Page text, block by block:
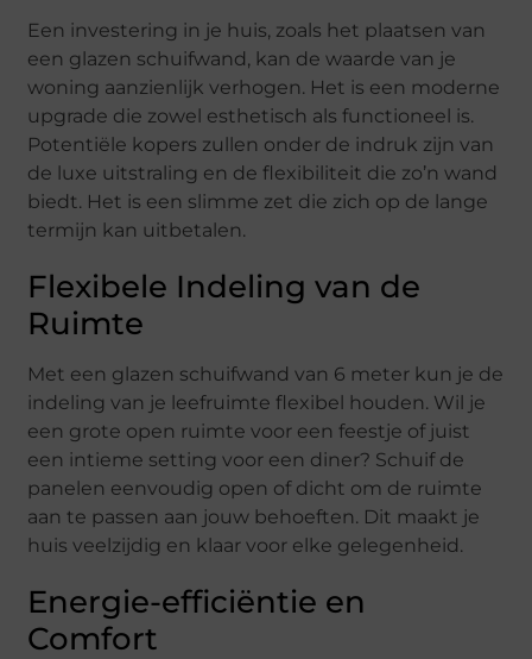
Een investering in je huis, zoals het plaatsen van
een glazen schuifwand, kan de waarde van je
woning aanzienlijk verhogen. Het is een moderne
upgrade die zowel esthetisch als functioneel is.
Potentiële kopers zullen onder de indruk zijn van
de luxe uitstraling en de flexibiliteit die zo’n wand
biedt. Het is een slimme zet die zich op de lange
termijn kan uitbetalen.
Flexibele Indeling van de
Ruimte
Met een glazen schuifwand van 6 meter kun je de
indeling van je leefruimte flexibel houden. Wil je
een grote open ruimte voor een feestje of juist
een intieme setting voor een diner? Schuif de
panelen eenvoudig open of dicht om de ruimte
aan te passen aan jouw behoeften. Dit maakt je
huis veelzijdig en klaar voor elke gelegenheid.
Energie-efficiëntie en
Comfort